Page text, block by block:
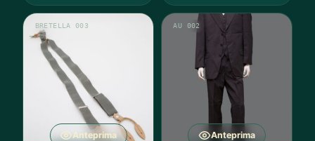
Anteprima
BRETELLA 003
Anteprima
AU 002